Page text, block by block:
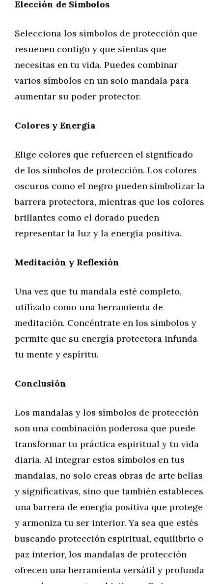
Elección de Símbolos
Selecciona los símbolos de protección que
resuenen contigo y que sientas que
necesitas en tu vida. Puedes combinar
varios símbolos en un solo mandala para
aumentar su poder protector.
Colores y Energía
Elige colores que refuercen el significado
de los símbolos de protección. Los colores
oscuros como el negro pueden simbolizar la
barrera protectora, mientras que los colores
brillantes como el dorado pueden
representar la luz y la energía positiva.
Meditación y Reflexión
Una vez que tu mandala esté completo,
utilízalo como una herramienta de
meditación. Concéntrate en los símbolos y
permite que su energía protectora infunda
tu mente y espíritu.
Conclusión
Los mandalas y los símbolos de protección
son una combinación poderosa que puede
transformar tu práctica espiritual y tu vida
diaria. Al integrar estos símbolos en tus
mandalas, no solo creas obras de arte bellas
y significativas, sino que también estableces
una barrera de energía positiva que protege
y armoniza tu ser interior. Ya sea que estés
buscando protección espiritual, equilibrio o
paz interior, los mandalas de protección
ofrecen una herramienta versátil y profunda